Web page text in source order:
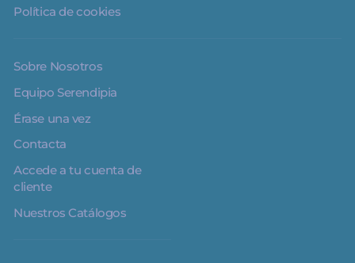
Política de cookies
Sobre Nosotros
Equipo Serendipia
Érase una vez
Contacta
Accede a tu cuenta de
cliente
Nuestros Catálogos